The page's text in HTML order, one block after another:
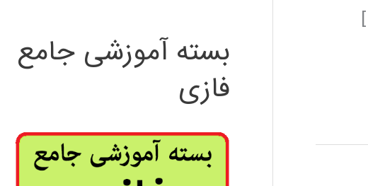
بسته آموزشی جامع
فازی